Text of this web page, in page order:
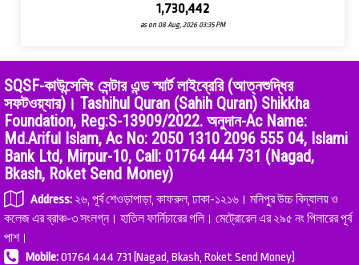
1,730,442
as on 08 Aug, 2026 03:35 PM
SQSF-কাউন্সেলিং সেন্টার এন্ড স্মার্ট লাইব্রেরি (আত্নশুদ্ধির
সফটওয়্যার)। Tashihul Quran (Sahih Quran) Shikkha
Foundation, Reg:S-13909/2022. অনুদান-Ac Name:
Md.Ariful Islam, Ac No: 2050 1310 2096 555 04, Islami
Bank Ltd, Mirpur-10, Call: 01764 444 731 (Nagad,
Bkash, Roket Send Money)
Address: ২৬, পূর্ব শেওড়াপাড়া, কাফরুল, ঢাকা-১২১৬। মনিপুর উচ্চ বিদ্যালয় ও
কলেজ এর ব্রাঞ্চ-৩ সংলগ্ন। হাতিল ফার্নিচারের গলি। মেট্রোরেল এর ২৯৫ নং পিলারের পূর্ব
পাশ।
Mobile:01764 444 731 (Nagad, Bkash, Roket Send Money)